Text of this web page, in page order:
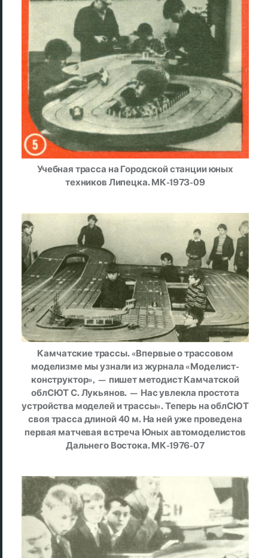
Учебная трасса на Городской станции юных
техников Липецка. МК-1973-09
Камчатские трассы. «Впервые о трассовом
моделизме мы узнали из журнала «Моделист-
конструктор», — пишет методист Камчатской
облСЮТ С. Лукьянов. — Нас увлекла простота
устройства моделей и трассы». Теперь на облСЮТ
своя трасса длиной 40 м. На ней уже проведена
первая матчевая встреча Юных автомоделистов
Дальнего Востока. МК-1976-07